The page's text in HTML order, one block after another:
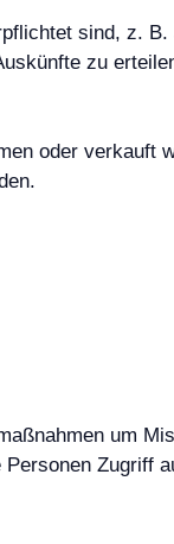
sind, z. B.
zu
oder verkauft
um
Zugriff